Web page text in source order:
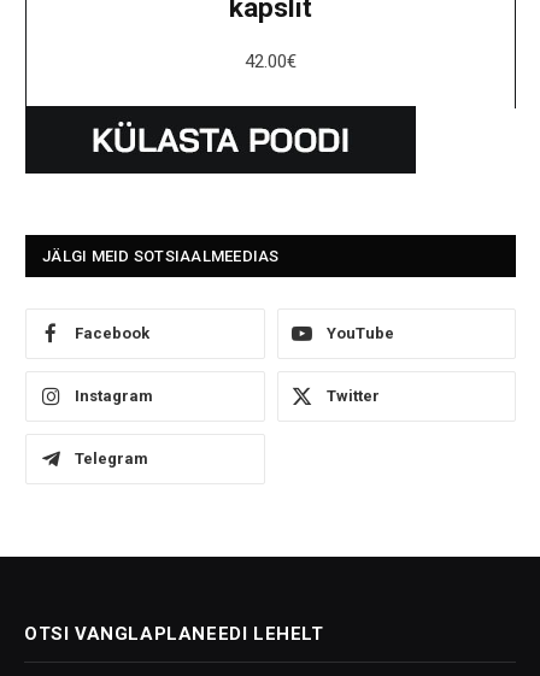
kapslit
42.00€
JÄLGI MEID SOTSIAALMEEDIAS
Facebook YouTube
Instagram Twitter
Telegram
OTSI VANGLAPLANEEDI LEHELT